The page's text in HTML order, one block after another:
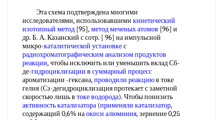
Эта схема подтверждена многими
исследователями, использовавшими кинетический
изотопный метод [95],метод меченых атомов [96] и
др. Б. А. Казанский с сотр. [ 96] на импульсной
микро-каталитической установкес
радиохроматографическиманализом продуктов
реакции, чтобы исключить или уменьшить вклад Сб-
де-гидроциклизации в суммарный процесс
ароматизации -гексана,проводили реакциюв токе
гелия (Сз-дегидроциклизация протекает с заметной
скоростью лишь в токе водорода). Чтобы понизить
активность катализатора (применяли катализатор,
содержащий 0,6% наокиси алюминия, зернение 0,25